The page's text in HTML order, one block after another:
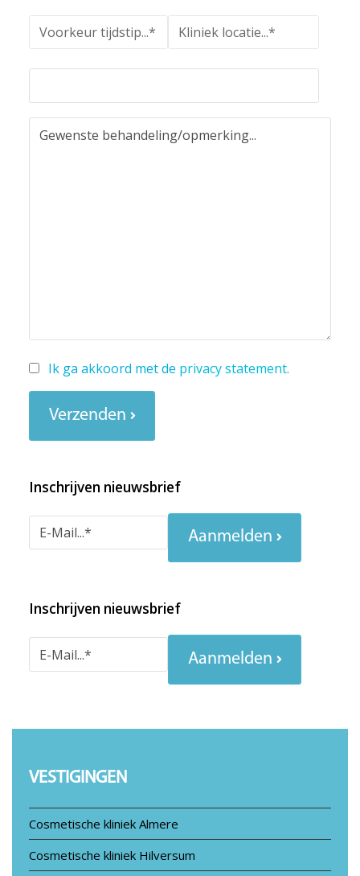
Ik ga akkoord met de privacy statement.
Verzenden
Inschrijven nieuwsbrief
Aanmelden
Inschrijven nieuwsbrief
Aanmelden
VESTIGINGEN
Cosmetische kliniek Almere
Cosmetische kliniek Hilversum